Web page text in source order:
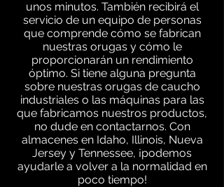
unos minutos. También recibirá el
servicio de un equipo de personas
que comprende cómo se fabrican
nuestras orugas y cómo le
proporcionarán un rendimiento
óptimo. Si tiene alguna pregunta
sobre nuestras orugas de caucho
industriales o las máquinas para las
que fabricamos nuestros productos,
no dude en contactarnos. Con
almacenes en Idaho, Illinois, Nueva
Jersey y Tennessee, ¡podemos
ayudarle a volver a la normalidad en
poco tiempo!